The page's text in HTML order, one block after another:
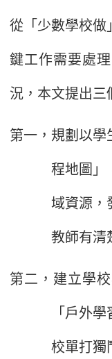
從「少數學校做
鍵工作需要處
況，本文提出三
第一，規劃以學
程地圖」
域資源，
教師有清
第二，建立學
「戶外
校單打獨